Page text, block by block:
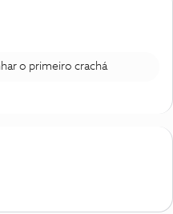
o primeiro crachá